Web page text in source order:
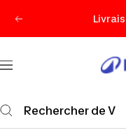
Précédent
Navigation